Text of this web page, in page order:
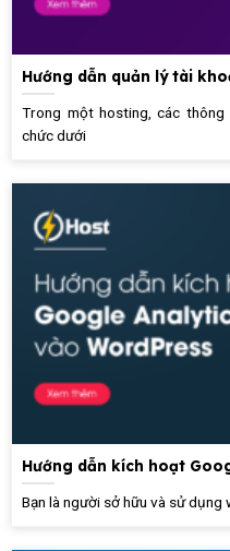
Hướng dẫn quản lý tài
Trong một hosting, các
chức dưới
Hướng dẫn kích hoạt
Bạn là người sở hữu và sử dụng